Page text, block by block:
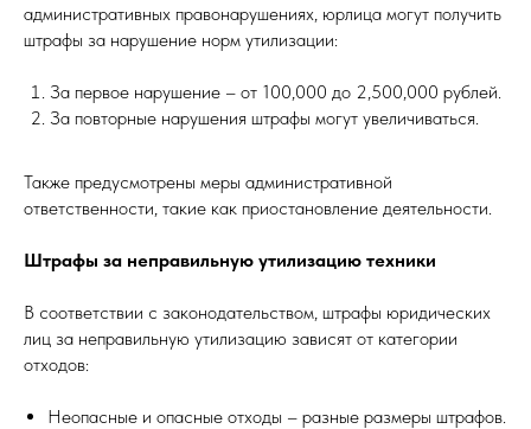
административных правонарушениях, юрлица могут получить
штрафы за нарушение норм утилизации:
За первое нарушение – от 100,000 до 2,500,000 рублей.
За повторные нарушения штрафы могут увеличиваться.
Также предусмотрены меры административной
ответственности, такие как приостановление деятельности.
Штрафы за неправильную утилизацию техники
В соответствии с законодательством, штрафы юридических
лиц за неправильную утилизацию зависят от категории
отходов:
Неопасные и опасные отходы – разные размеры штрафов.